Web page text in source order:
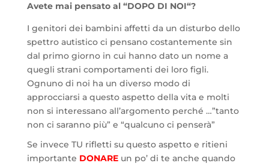
Avete mai pensato al “DOPO DI NOI“?
I genitori dei bambini affetti da un disturbo dello
spettro autistico ci pensano costantemente sin
dal primo giorno in cui hanno dato un nome a
quegli strani comportamenti dei loro figli.
Ognuno di noi ha un diverso modo di
approcciarsi a questo aspetto della vita e molti
non si interessano all’argomento perché …”tanto
non ci saranno più” e “qualcuno ci penserà”
Se invece TU rifletti su questo aspetto e ritieni
importante DONAREun po’ di te anche quando